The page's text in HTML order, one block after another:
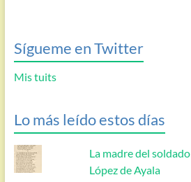
Sígueme en Twitter
Mis tuits
Lo más leído estos días
La madre del
López de Ayala